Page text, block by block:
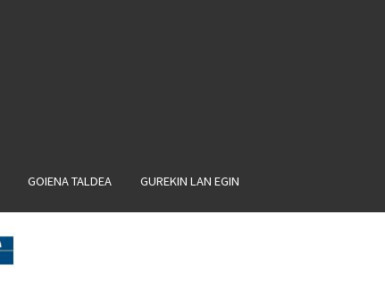
GOIENA TALDEA GUREKIN LAN EGIN